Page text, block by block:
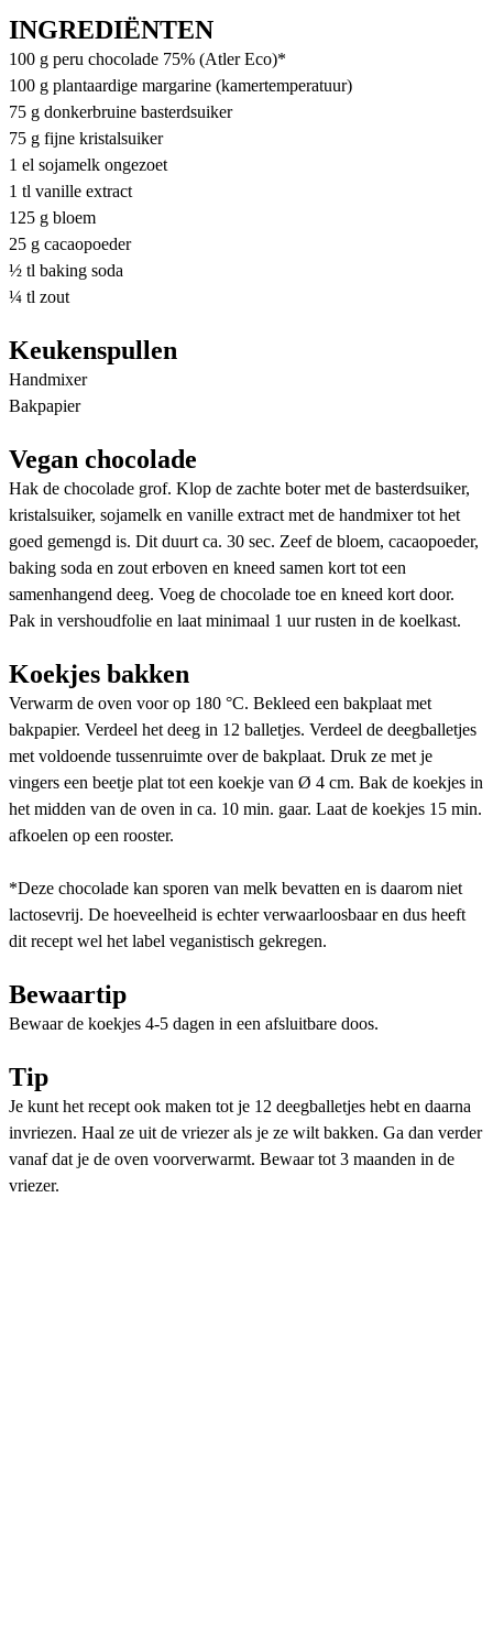
INGREDIËNTEN
100 g peru chocolade 75% (Atler Eco)*
100 g plantaardige margarine (kamertemperatuur)
75 g donkerbruine basterdsuiker
75 g fijne kristalsuiker
1 el sojamelk ongezoet
1 tl vanille extract
125 g bloem
25 g cacaopoeder
½ tl baking soda
¼ tl zout
Keukenspullen
Handmixer
Bakpapier
Vegan chocolade
Hak de chocolade grof. Klop de zachte boter met de basterdsuiker,
kristalsuiker, sojamelk en vanille extract met de handmixer tot het
goed gemengd is. Dit duurt ca. 30 sec. Zeef de bloem, cacaopoeder,
baking soda en zout erboven en kneed samen kort tot een
samenhangend deeg. Voeg de chocolade toe en kneed kort door.
Pak in vershoudfolie en laat minimaal 1 uur rusten in de koelkast.
Koekjes bakken
Verwarm de oven voor op 180 °C. Bekleed een bakplaat met
bakpapier. Verdeel het deeg in 12 balletjes. Verdeel de deegballetjes
met voldoende tussenruimte over de bakplaat. Druk ze met je
vingers een beetje plat tot een koekje van Ø 4 cm. Bak de koekjes in
het midden van de oven in ca. 10 min. gaar. Laat de koekjes 15 min.
afkoelen op een rooster.
*Deze chocolade kan sporen van melk bevatten en is daarom niet
lactosevrij. De hoeveelheid is echter verwaarloosbaar en dus heeft
dit recept wel het label veganistisch gekregen.
Bewaartip
Bewaar de koekjes 4-5 dagen in een afsluitbare doos.
Tip
Je kunt het recept ook maken tot je 12 deegballetjes hebt en daarna
invriezen. Haal ze uit de vriezer als je ze wilt bakken. Ga dan verder
vanaf dat je de oven voorverwarmt. Bewaar tot 3 maanden in de
vriezer.